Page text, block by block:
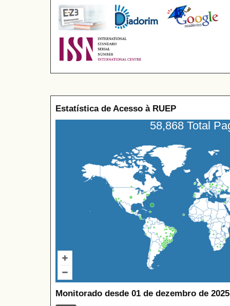
Estatística de Acesso à RUEP
58,868 Total
Monitorado desde 01 de dezembro de